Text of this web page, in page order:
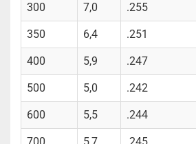
300 7,0 .255
350 6,4 .251
400 5,9 .247
500 5,0 .242
600 5,5 .244